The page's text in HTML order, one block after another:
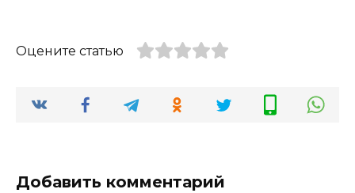
Оцените статью
Добавить комментарий